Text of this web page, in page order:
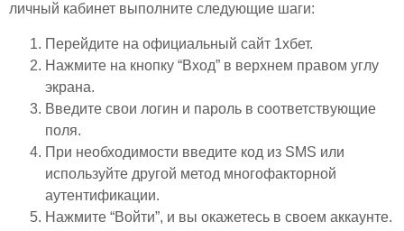
личный кабинет выполните следующие шаги:
Перейдите на официальный сайт 1хбет.
Нажмите на кнопку “Вход” в верхнем правом углу
экрана.
Введите свои логин и пароль в соответствующие
поля.
При необходимости введите код из SMS или
используйте другой метод многофакторной
аутентификации.
Нажмите “Войти”, и вы окажетесь в своем аккаунте.